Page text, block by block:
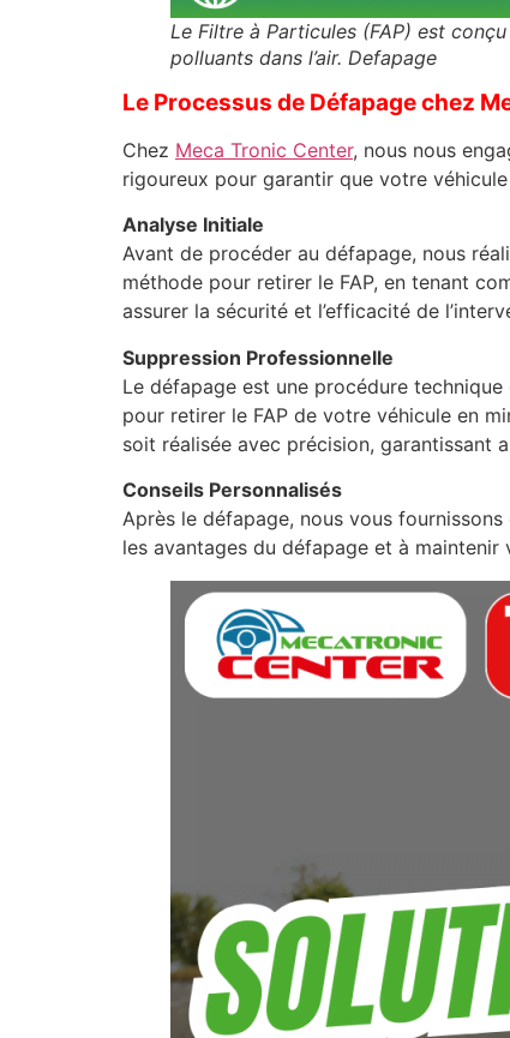
Le Filtre à Particules (FAP) est
polluants dans l’air. Defapage
Le Processus de Défapage chez
Chez Meca Tronic Center, nous nous
rigoureux pour garantir que votre
Analyse Initiale
Avant de procéder au défapage, nous
méthode pour retirer le FAP, en tenant
assurer la sécurité et l’efficacité de
Suppression Professionnelle
Le défapage est une procédure
pour retirer le FAP de votre véhicule en
soit réalisée avec précision, garantissant
Conseils Personnalisés
Après le défapage, nous vous
les avantages du défapage et à